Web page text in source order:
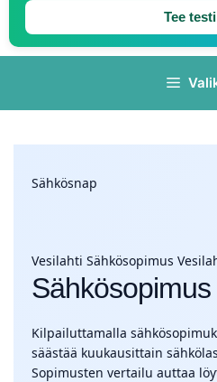
Tee
Sähkösnap
Vesilahti Sähkösopimus
Sähkösopimus
Kilpailuttamalla
säästää kuukausittain
Sopimusten vertailu auttaa